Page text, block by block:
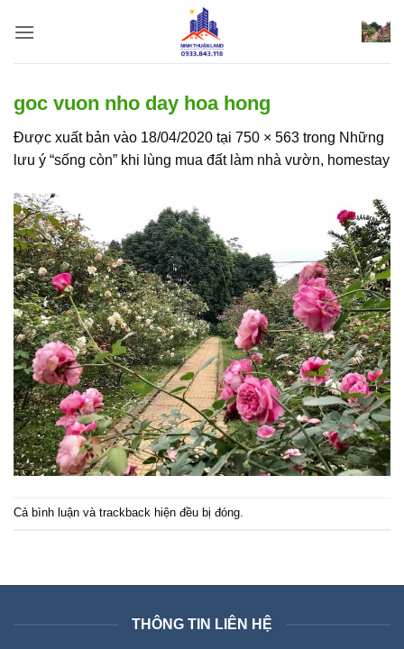
qua
goc vuon nho day hoa hong
Được xuất bản vào 18/04/2020 tại 750 × 563 trong Những
lưu ý “sống còn” khi lùng mua đất làm nhà vườn, homestay
Cả bình luận và trackback hiện đều bị đóng.
THÔNG TIN LIÊN HỆ